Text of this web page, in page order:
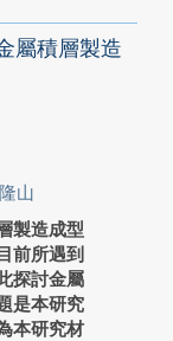
屬積層製造
山
製造成型
前所遇到
探討金屬
是本研究
本研究材